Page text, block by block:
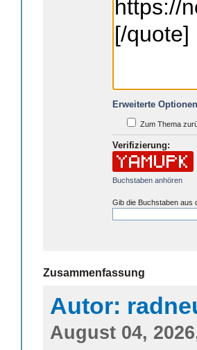
Erweiterte
Zum Thema
Verifizierung:
Buchstaben anhören
Gib die Buchstaben aus
Zusammenfassung
Autor:
August 04,